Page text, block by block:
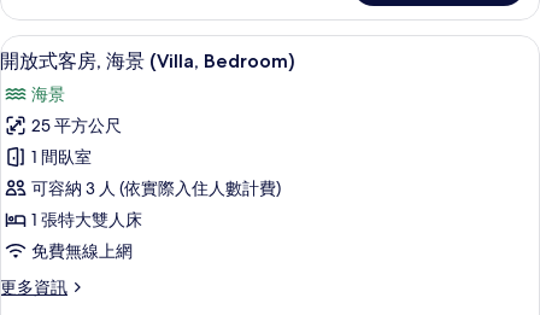
片
Garden
View
Villa
的
詳
情
顯
示
開
放
式
客
房,
海
景
開放式客房, 海景 (Villa, Bedroom) | 1
13
開放式客房, 海景 (Villa, Bedroom)
海景
25 平方公尺
1 間臥室
可容納 3 人 (依實際入住人數計費)
1 張特大雙人床
免費無線上網
更多資訊
更